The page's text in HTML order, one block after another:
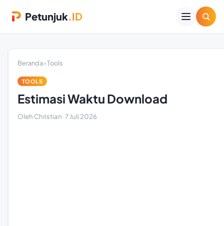
Petunjuk.ID
Beranda›Tools
TOOLS
Estimasi Waktu Download
Oleh Christian·7 Juli 2026